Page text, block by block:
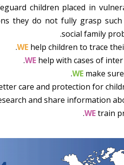
children placed in
they do not fully grasp such
social family
WE help children to trace
WE help with cases of
WE make
care and protection for
and share information
WEtrain